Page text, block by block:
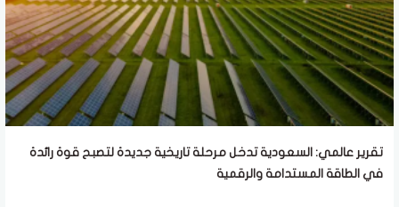
تقرير عالمي: السعودية تدخل مرحلة تاريخية جديدة لتصبح قوة رائدة
في الطاقة المستدامة والرقمية